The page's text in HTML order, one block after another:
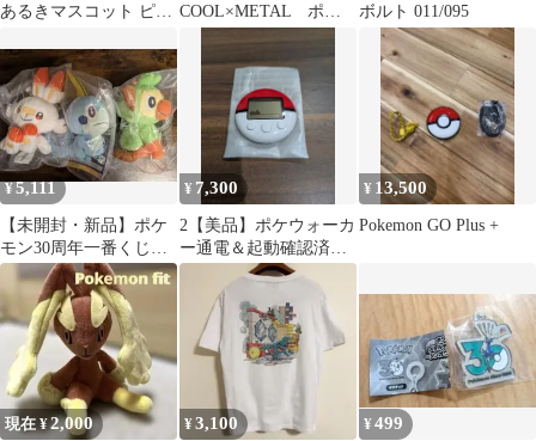
あるきマスコット ピカ COOL×METAL ポケ
ボルト 011/095
¥5,111
【未開封・新品】ポケ
モン30周年一番くじ
ガラルヒバニー メッ
ソン サルノリ
¥ 7,300
2【美品】ポケウォーカ
ー通電＆起動確認済ハ
ートゴールドソウルシ
ルバー2
¥ 13,500
Pokemon GO Plus +
現在 ¥2,000 ¥3,100 ¥499